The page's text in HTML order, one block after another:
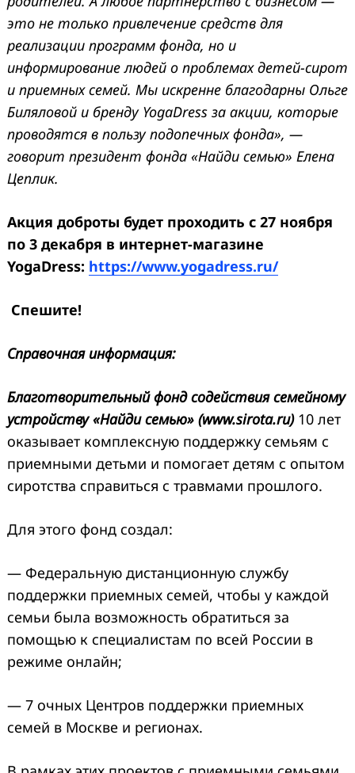
это не только привлечение средств для
реализации программ фонда, но и
информирование людей о проблемах детей-сирот
и приемных семей. Мы искренне благодарны Ольге
Биляловой и бренду YogaDress за акции, которые
проводятся в пользу подопечных фонда», —
говорит президент фонда «Найди семью» Елена
Цеплик.
Акция доброты будет проходить с 27 ноября
по 3 декабря в интернет-магазине
YogaDress: https://www.yogadress.ru/
Спешите!
Справочная информация:
Благотворительный фонд содействия семейному
устройству «Найди семью» (www.sirota.ru)10 лет
оказывает комплексную поддержку семьям с
приемными детьми и помогает детям с опытом
сиротства справиться с травмами прошлого.
Для этого фонд создал:
— Федеральную дистанционную службу
поддержки приемных семей, чтобы у каждой
семьи была возможность обратиться за
помощью к специалистам по всей России в
режиме онлайн;
— 7 очных Центров поддержки приемных
семей в Москве и регионах.